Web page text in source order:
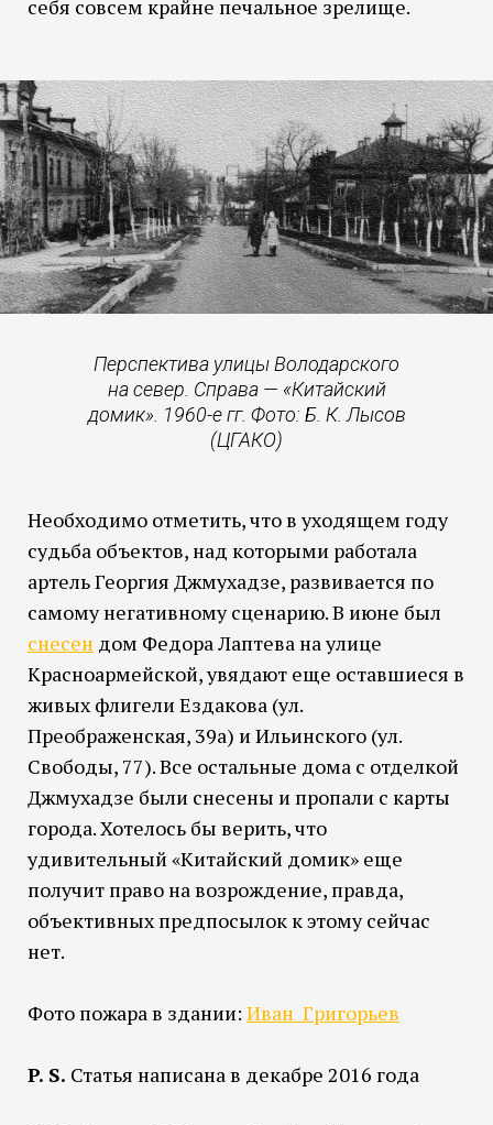
себя совсем крайне печальное зрелище.
Перспектива улицы Володарского
на север. Справа — «Китайский
домик». 1960-е гг. Фото: Б. К. Лысов
(ЦГАКО)
Необходимо отметить, что в уходящем году
судьба объектов, над которыми работала
артель Георгия Джмухадзе, развивается по
самому негативному сценарию. В июне был
снесен дом Федора Лаптева на улице
Красноармейской, увядают еще оставшиеся в
живых флигели Ездакова (ул.
Преображенская, 39а) и Ильинского (ул.
Свободы, 77). Все остальные дома с отделкой
Джмухадзе были снесены и пропали с карты
города. Хотелось бы верить, что
удивительный «Китайский домик» еще
получит право на возрождение, правда,
объективных предпосылок к этому сейчас
нет.
Фото пожара в здании: Иван Григорьев
P. S. Статья написана в декабре 2016 года